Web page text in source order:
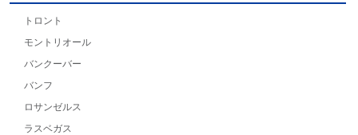
トロント
モントリオール
バンクーバー
バンフ
ロサンゼルス
ラスベガス